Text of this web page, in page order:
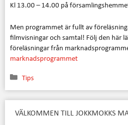
Kl 13.00 – 14.00 på
Men programmet är fullt av
filmvisningar och samtal! Följ den här
föreläsningar från
marknadsprogrammet
Kategorier
Tips
VÄLKOMMEN TILL JOKKMOKKS